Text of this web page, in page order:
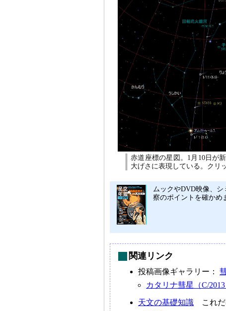
赤道座標の星図。1月10日が
大げさに表現している。クリ
ムックやDVD映像、シ
察のポイントを確かめ
関連リンク
投稿画像ギャラリー：
カタリナ彗星（C/2013
天文の基礎知識 これだ